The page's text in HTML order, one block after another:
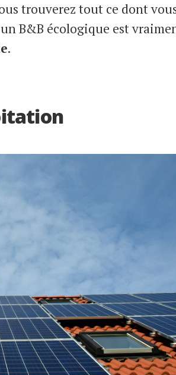
trouverez tout ce dont
B&B écologique est
.